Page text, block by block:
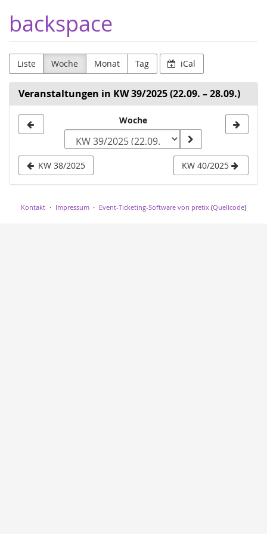
Haupt-
Inhalt
backspace
Liste Woche Monat Tag iCal
Veranstaltungen in KW 39/2025 (22.09. – 28.09.)
zur
Anzeige
auswählen
Woche
KW 38/2025 KW 40/2025
Kontakt Impressum Event-Ticketing-Software von pretix (Quellcode)